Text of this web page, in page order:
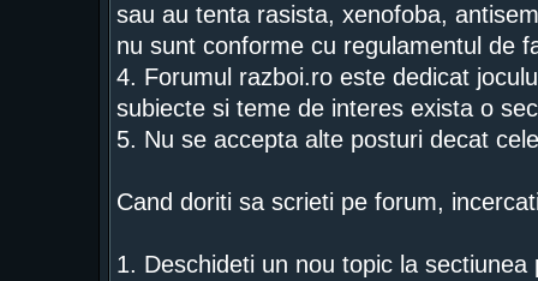
sau au tenta rasista, xenofoba,
nu sunt conforme cu regulamentul de
4. Forumul razboi.ro este dedicat
subiecte si teme de interes exista o
5. Nu se accepta alte posturi decat
Cand doriti sa scrieti pe forum,
1. Deschideti un nou topic la sectiunea